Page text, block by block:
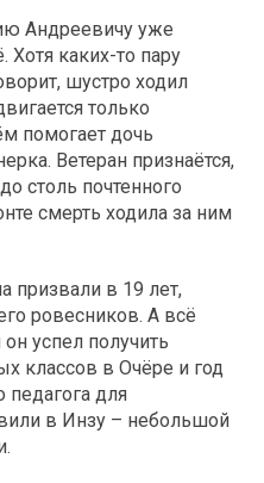
Андреевичу уже
Хотя каких-то пару
шустро ходил
только
помогает дочь
Ветеран признаётся,
столь почтенного
смерть ходила за ним
призвали в 19 лет,
ровесников. А всё
успел получить
классов в Очёре и год
педагога для
в Инзу – небольшой